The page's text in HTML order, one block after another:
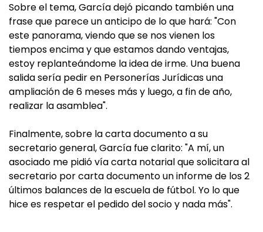
Sobre el tema, García dejó picando también una
frase que parece un anticipo de lo que hará: "Con
este panorama, viendo que se nos vienen los
tiempos encima y que estamos dando ventajas,
estoy replanteándome la idea de irme. Una buena
salida sería pedir en Personerías Jurídicas una
ampliación de 6 meses más y luego, a fin de año,
realizar la asamblea".
Finalmente, sobre la carta documento a su
secretario general, García fue clarito: "A mí, un
asociado me pidió vía carta notarial que solicitara al
secretario por carta documento un informe de los 2
últimos balances de la escuela de fútbol. Yo lo que
hice es respetar el pedido del socio y nada más".